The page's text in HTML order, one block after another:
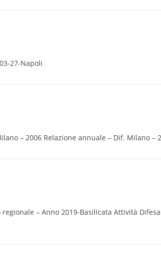
27-Napoli
– 2006 Relazione annuale – Dif. Milano –
– Anno 2019-Basilicata Attività